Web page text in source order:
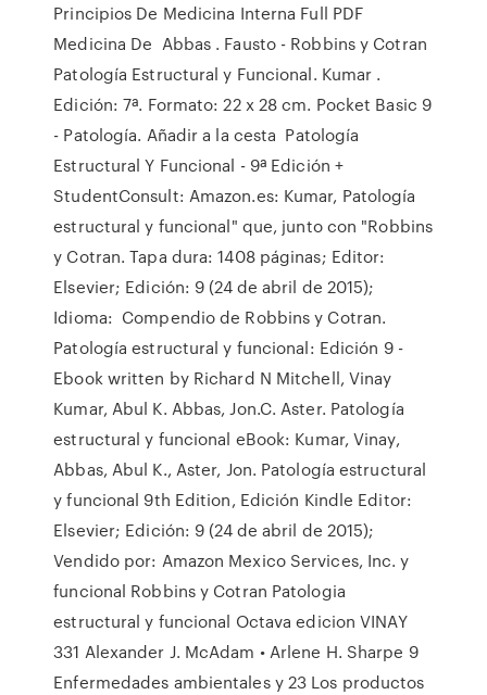
Principios De Medicina Interna Full PDF
Medicina De Abbas . Fausto - Robbins y Cotran
Patología Estructural y Funcional. Kumar .
Edición: 7ª. Formato: 22 x 28 cm. Pocket Basic 9
- Patología. Añadir a la cesta Patología
Estructural Y Funcional - 9ª Edición +
StudentConsult: Amazon.es: Kumar, Patología
estructural y funcional" que, junto con "Robbins
y Cotran. Tapa dura: 1408 páginas; Editor:
Elsevier; Edición: 9 (24 de abril de 2015);
Idioma: Compendio de Robbins y Cotran.
Patología estructural y funcional: Edición 9 -
Ebook written by Richard N Mitchell, Vinay
Kumar, Abul K. Abbas, Jon.C. Aster. Patología
estructural y funcional eBook: Kumar, Vinay,
Abbas, Abul K., Aster, Jon. Patología estructural
y funcional 9th Edition, Edición Kindle Editor:
Elsevier; Edición: 9 (24 de abril de 2015);
Vendido por: Amazon Mexico Services, Inc. y
funcional Robbins y Cotran Patologia
estructural y funcional Octava edicion VINAY
331 Alexander J. McAdam • Arlene H. Sharpe 9
Enfermedades ambientales y 23 Los productos